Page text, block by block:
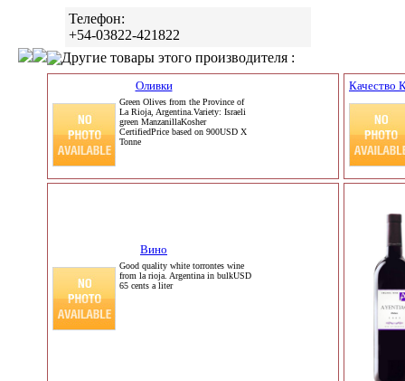
Телефон:
+54-03822-421822
Другие товары этого производителя :
Оливки
Green Olives from the Province of
La Rioja, Argentina.Variety: Israeli
green ManzanillaKosher
CertifiedPrice based on 900USD X
Tonne
Качество
Вино
Good quality white torrontes wine
from la rioja. Argentina in bulkUSD
65 cents a liter